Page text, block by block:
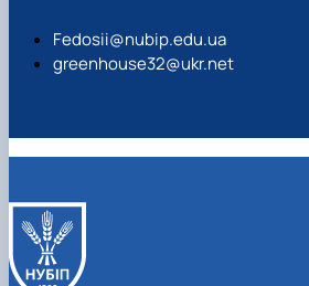
Fedosii@nubip.edu.ua
greenhouse32@ukr.net